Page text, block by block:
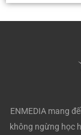
ENMEDIA mang
không ngừng học